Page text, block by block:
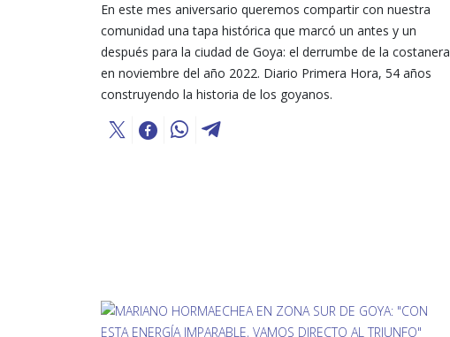
En este mes aniversario queremos compartir con nuestra
comunidad una tapa histórica que marcó un antes y un
después para la ciudad de Goya: el derrumbe de la costanera
en noviembre del año 2022. Diario Primera Hora, 54 años
construyendo la historia de los goyanos.